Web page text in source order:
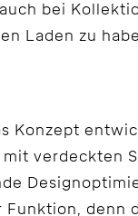
bei
Laden zu
Konzept
mit verdeckten
denn